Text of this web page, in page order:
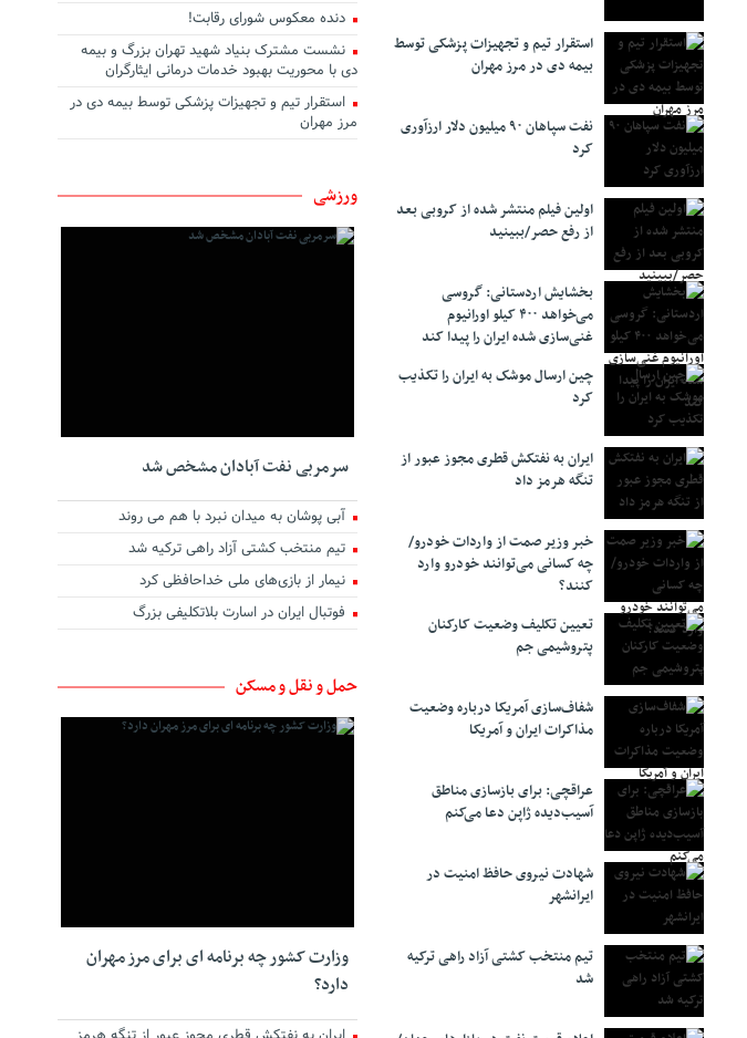
استقرار تیم و تجهیزات پزشکی توسط
بیمه دی در مرز مهران
نفت سپاهان ۹۰ میلیون دلار ارزآوری
کرد
اولین فیلم منتشر شده از کروبی بعد
از رفع حصر/ببینید
بخشایش اردستانی: گروسی
می‌خواهد ۴۰۰ کیلو اورانیوم
غنی‌سازی شده ایران را پیدا کند
چین ارسال موشک به ایران را تکذیب
کرد
ایران به نفتکش قطری مجوز عبور از
تنگه هرمز داد
خبر وزیر صمت از واردات خودرو/
چه کسانی می‌توانند خودرو وارد
کنند؟
تعیین تکلیف وضعیت کارکنان
پتروشیمی جم
شفاف‌سازی آمریکا درباره وضعیت
مذاکرات ایران و آمریکا
عراقچی: برای بازسازی مناطق
آسیب‌دیده ژاپن دعا می‌کنم
شهادت نیروی حافظ امنیت در
ایرانشهر
تیم منتخب کشتی آزاد راهی ترکیه
شد
دنده معکوس شورای رقابت!
نشست مشترک بنیاد شهید تهران بزرگ و بیمه
دی با محوریت بهبود خدمات درمانی ایثارگران
استقرار تیم و تجهیزات پزشکی توسط بیمه دی در
مرز مهران
ورزشی
سرمربی نفت آبادان مشخص شد
آبی پوشان به میدان نبرد با هم می روند
تیم منتخب کشتی آزاد راهی ترکیه شد
نیمار از بازی‌های ملی خداحافظی کرد
فوتبال ایران در اسارت بلاتکلیفی بزرگ
حمل و نقل و مسکن
وزارت کشور چه برنامه ای برای مرز مهران
دارد؟